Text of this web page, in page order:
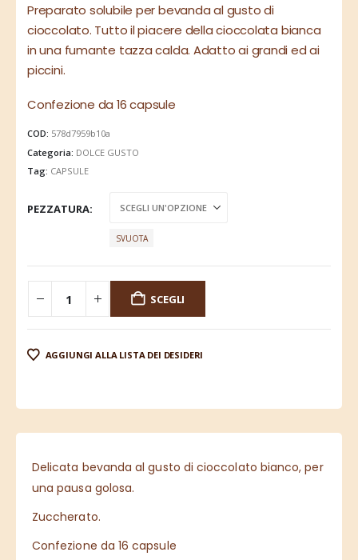
Preparato solubile per bevanda al gusto di
cioccolato. Tutto il piacere della cioccolata bianca
in una fumante tazza calda. Adatto ai grandi ed ai
piccini.
Confezione da 16 capsule
COD: 578d7959b10a
Categoria: DOLCE GUSTO
Tag: CAPSULE
PEZZATURA
SVUOTA
SCEGLI
AGGIUNGI ALLA LISTA DEI DESIDERI
Delicata bevanda al gusto di cioccolato bianco, per
una pausa golosa.
Zuccherato.
Confezione da 16 capsule